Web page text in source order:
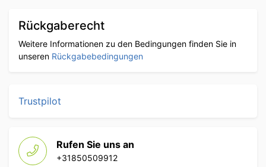
Rückgaberecht
Weitere Informationen zu den Bedingungen finden Sie in
unseren Rückgabebedingungen
Trustpilot
Rufen Sie uns an
+31850509912